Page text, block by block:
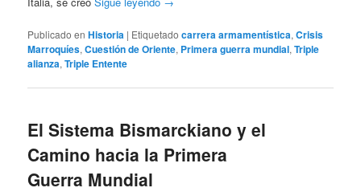
Publicado en Historia | Etiquetado carrera armamentística,Crisis
Marroquíes,Cuestión de Oriente, Primera guerra mundial,Triple
alianza,Triple Entente
El Sistema Bismarckiano y el
Camino hacia la Primera
Guerra Mundial